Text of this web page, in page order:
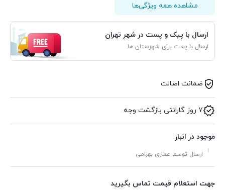
مشاهده همه ویژگی‌ها
ارسال با پیک و پست در شهر تهران
ارسال با پست برای شهرستان ها
ضمانت اصالت
7 روز گارانتی بازگشت وجه
موجود در انبار
ارسال توسط عطاری بهرامی
جهت استعلام قیمت تماس بگیرید